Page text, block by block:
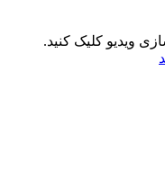
ویدیو کلیک کنید.